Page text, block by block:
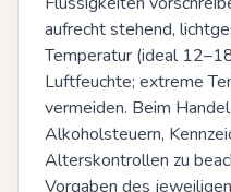
aufrecht stehend,
Temperatur (ideal
Luftfeuchte; extreme
vermeiden. Beim
Alkoholsteuern,
Alterskontrollen zu
Vorgaben des